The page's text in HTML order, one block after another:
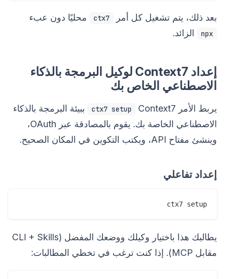
بعد ذلك، يتم تشغيل كل أمر ctx7 محليًا دون عبء
npx الزائد.
إعداد Context7 لوكيل البرمجة بالذكاء
الاصطناعي الخاص بك
يربط الأمر ctx7 setup
Context7 ببيئة البرمجة بالذكاء
الاصطناعي الخاصة بك. يقوم بالمصادقة عبر OAuth،
وينشئ مفتاح API، ويكتب التكوين في المكان الصحيح.
إعداد تفاعلي
ctx7 setup
يطالبك هذا باختيار وكيلك ووضعك المفضل (CLI + Skills
مقابل MCP). إذا كنت ترغب في تخطي المطالبات: